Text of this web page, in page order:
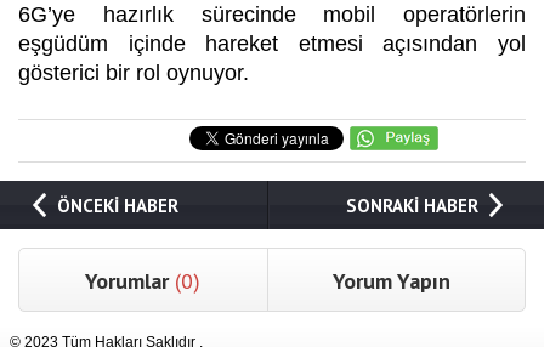
6G’ye hazırlık sürecinde mobil operatörlerin
eşgüdüm içinde hareket etmesi açısından yol
gösterici bir rol oynuyor.
ÖNCEKİ HABER SONRAKİ HABER
Yorumlar (0) Yorum Yapın
© 2023 Tüm Hakları Saklıdır .